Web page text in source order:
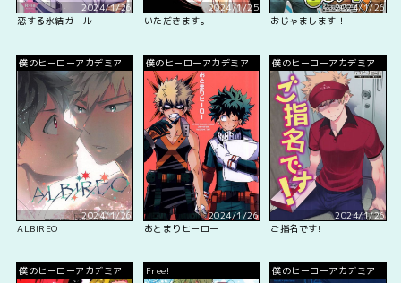
2024/1/26
恋する氷結ガール
2024/1/25
いただきます。
2024/1/26
おじゃまします！
僕のヒーローアカデミア
2024/1/26
ALBIREO
僕のヒーローアカデミア
2024/1/26
おとまりヒーロー
僕のヒーローアカデミア
2024/1/26
ご指名です!
僕のヒーローアカデミア Free! 僕のヒーローアカデミア